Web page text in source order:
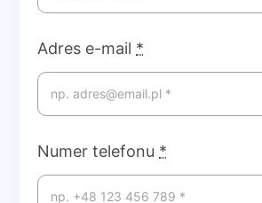
Adres e-mail *
Numer telefonu *